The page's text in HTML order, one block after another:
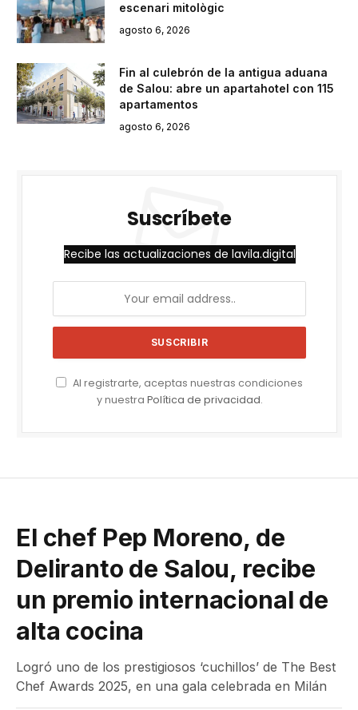
escenari mitològic
agosto 6, 2026
Fin al culebrón de la antigua aduana
de Salou: abre un apartahotel con 115
apartamentos
agosto 6, 2026
Suscríbete
Recibe las actualizaciones de lavila.digital
Al registrarte, aceptas nuestras condiciones
y nuestra Política de privacidad.
El chef Pep Moreno, de
Deliranto de Salou, recibe
un premio internacional de
alta cocina
Logró uno de los prestigiosos ‘cuchillos’ de The Best
Chef Awards 2025, en una gala celebrada en Milán